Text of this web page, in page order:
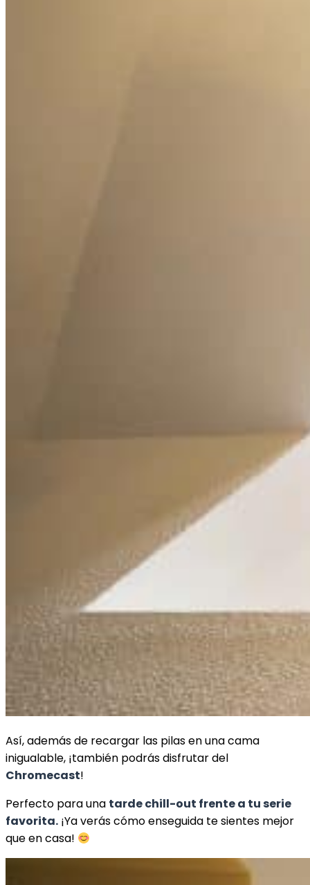
Así, además de recargar las pilas en una cama
inigualable, ¡también podrás disfrutar del
Chromecast!
Perfecto para una tarde chill-out frente a tu serie
favorita. ¡Ya verás cómo enseguida te sientes mejor
que en casa!